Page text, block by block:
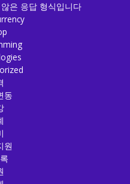
은 응답 형식입니다
동
원